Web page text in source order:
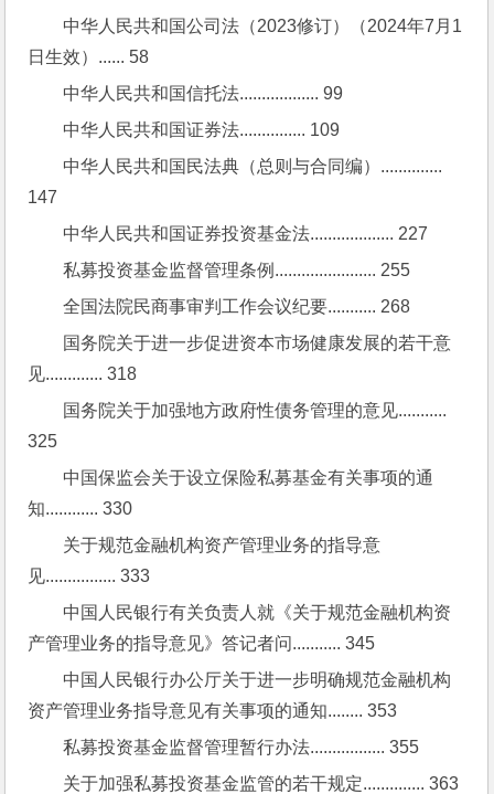
中华人民共和国公司法（2023修订）（2024年7月1
日生效）...... 58
中华人民共和国信托法.................. 99
中华人民共和国证券法............... 109
中华人民共和国民法典（总则与合同编）..............
147
中华人民共和国证券投资基金法................... 227
私募投资基金监督管理条例....................... 255
全国法院民商事审判工作会议纪要........... 268
国务院关于进一步促进资本市场健康发展的若干意
见............. 318
国务院关于加强地方政府性债务管理的意见...........
325
中国保监会关于设立保险私募基金有关事项的通
知............ 330
关于规范金融机构资产管理业务的指导意
见................ 333
中国人民银行有关负责人就《关于规范金融机构资
产管理业务的指导意见》答记者问........... 345
中国人民银行办公厅关于进一步明确规范金融机构
资产管理业务指导意见有关事项的通知........ 353
私募投资基金监督管理暂行办法................. 355
关于加强私募投资基金监管的若干规定.............. 363